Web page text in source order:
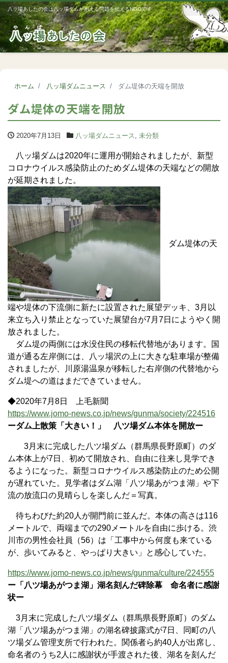
八ッ場あしたの会は八ッ場ダムが抱える問題を伝えるNGOです
ホーム 八ッ場ダムニュース ダム堤体の天端を開放
ダム堤体の天端を開放
2020年7月13日 八ッ場ダムニュース 未分類
八ッ場ダムは2020年に運用が開始されましたが、新型
コロナウイルス感染防止のためダム堤体の天端などの開放
が延期されました。
ダム堤体の天
端や堤体の下流側に新たに設置された展望デッキ、3月以
来立ち入り禁止となっていた展望台が7月7日にようやく開
放されました。
ダム堤の両側には水没住民の移転代替地があります。国
道が通る左岸側には、八ッ場沢の上に大きな駐車場が整備
されましたが、川原湯温泉が移転した右岸側の代替地から
ダム堤への道はまだできていません。
◆2020年7月8日 上毛新聞
https://www.jomo-news.co.jp/news/gunma/society/224516
ーダム上散策「大きい！」 八ツ場ダム本体を開放ー
3月末に完成した八ツ場ダム（群馬県長野原町）のダ
ム本体上が7日、初めて開放され、自由に往来し見学でき
るようになった。新型コロナウイルス感染防止のため公開
が遅れていた。見学者はダム湖「八ツ場あがつま湖」や下
流の放流口の見晴らしを楽しんだ＝写真。
待ちわびた約20人が開門前に並んだ。本体の高さは116
メートルで、両端までの290メートルを自由に歩ける。渋
川市の男性会社員（56）は「工事中から何度も来ている
が、歩いてみると、やっぱり大きい」と感心していた。
https://www.jomo-news.co.jp/news/gunma/culture/224555
ー「八ツ場あがつま湖」湖名刻んだ碑除幕 命名者に感謝
状ー
3月末に完成した八ツ場ダム（群馬県長野原町）のダム
湖「八ツ場あがつま湖」の湖名碑披露式が7日、同町の八
ツ場ダム管理支所で行われた。関係者ら約40人が出席し、
命名者のうち2人に感謝状が手渡された後、湖名を刻んだ